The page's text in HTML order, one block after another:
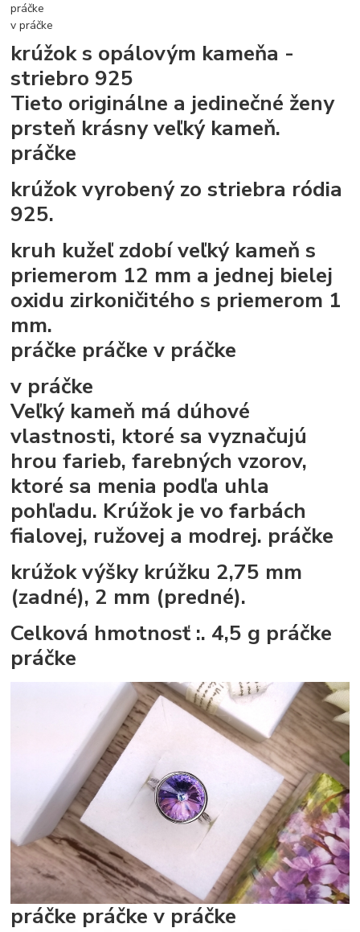
práčke
v práčke
krúžok s opálovým kameňa -
striebro 925
Tieto originálne a jedinečné ženy
prsteň krásny veľký kameň.
práčke
krúžok vyrobený zo striebra ródia
925.
kruh kužeľ zdobí veľký kameň s
priemerom 12 mm a jednej bielej
oxidu zirkoničitého s priemerom 1
mm.
práčke práčkev práčke
v práčke
Veľký kameň má dúhové
vlastnosti, ktoré sa vyznačujú
hrou farieb, farebných vzorov,
ktoré sa menia podľa uhla
pohľadu. Krúžok je vo farbách
fialovej, ružovej a modrej. práčke
krúžok výšky krúžku 2,75 mm
(zadné), 2 mm (predné).
Celková hmotnosť :. 4,5 g práčke
práčke
práčke práčkev práčke